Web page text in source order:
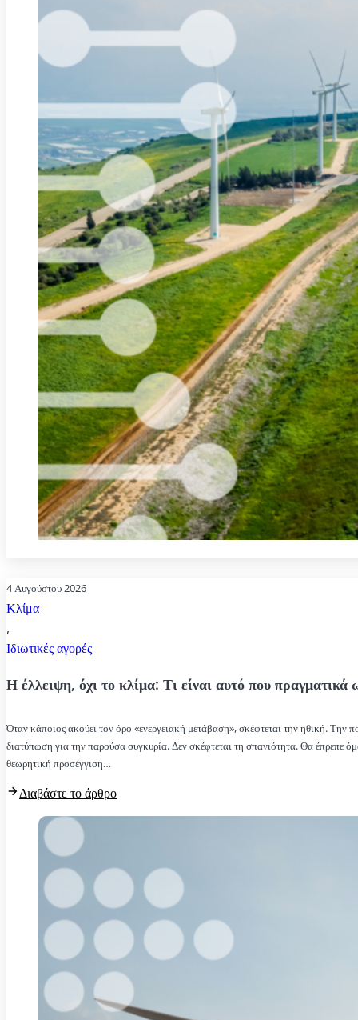
4 Αυγούστου 2026
Κλίμα
,
Ιδιωτικές αγορές
Η έλλειψη, όχι το κλίμα: Τι είναι αυτό που πραγματικά
Όταν κάποιος ακούει τον όρο «ενεργειακή μετάβαση», σκέφτεται την ηθική. Την
διατύπωση για την παρούσα συγκυρία. Δεν σκέφτεται τη σπανιότητα. Θα έπρεπε
θεωρητική προσέγγιση…
Διαβάστε το άρθρο